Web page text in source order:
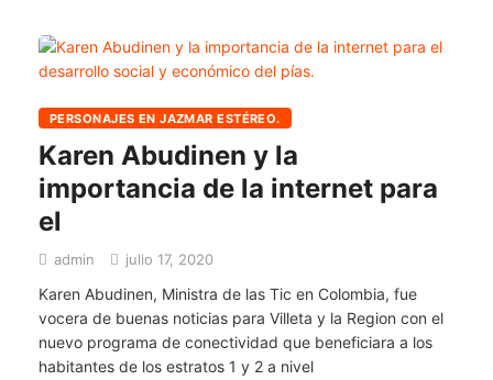
PERSONAJES EN JAZMAR ESTÉREO.
Karen Abudinen y la
importancia de la internet para
el
admin julio 17, 2020
Karen Abudinen, Ministra de las Tic en Colombia, fue
vocera de buenas noticias para Villeta y la Region con el
nuevo programa de conectividad que beneficiara a los
habitantes de los estratos 1 y 2 a nivel